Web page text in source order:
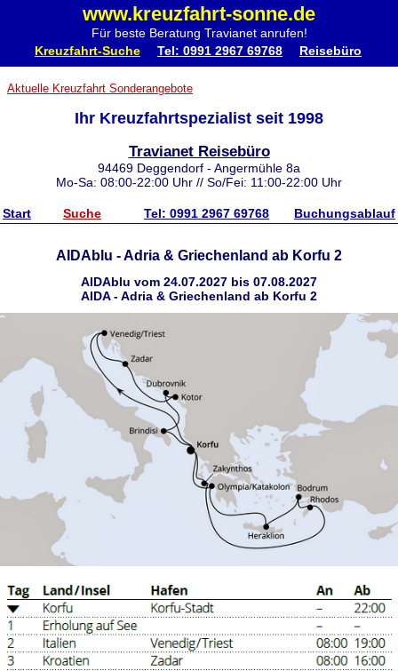
www.kreuzfahrt-sonne.de
Für beste Beratung Travianet anrufen!
Kreuzfahrt-Suche Tel: 0991 2967 69768 Reisebüro
Aktuelle Kreuzfahrt Sonderangebote
Ihr Kreuzfahrtspezialist seit 1998
Travianet Reisebüro
94469 Deggendorf - Angermühle 8a
Mo-Sa: 08:00-22:00 Uhr // So/Fei: 11:00-22:00 Uhr
Start Suche Tel: 0991 2967 69768 Buchungsablauf
AIDAblu - Adria & Griechenland ab Korfu 2
AIDAblu vom 24.07.2027 bis 07.08.2027
AIDA - Adria & Griechenland ab Korfu 2